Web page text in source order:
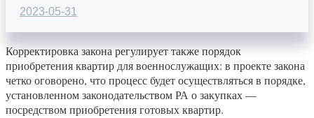
2023-05-31
Корректировка закона регулирует также порядок
приобретения квартир для военнослужащих: в проекте закона
четко оговорено, что процесс будет осуществляться в порядке,
установленном законодательством РА о закупках —
посредством приобретения готовых квартир.